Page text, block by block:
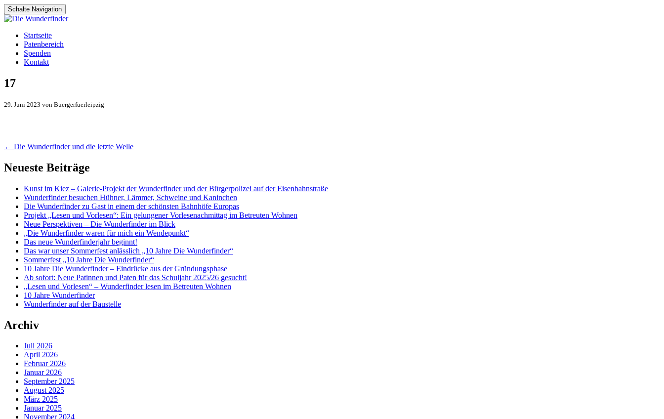
Schalte Navigation
Zum
Inhalt
springen
Startseite
Patenbereich
Spenden
Kontakt
17
29. Juni 2023 von Buergerfuerleipzig
Artikel-
Navigation
← Die Wunderfinder und die letzte Welle
Neueste Beiträge
Kunst im Kiez – Galerie-Projekt der Wunderfinder und der Bürgerpolizei auf der Eisenbahnstraße
Wunderfinder besuchen Hühner, Lämmer, Schweine und Kaninchen
Die Wunderfinder zu Gast in einem der schönsten Bahnhöfe Europas
Projekt „Lesen und Vorlesen“: Ein gelungener Vorlesenachmittag im Betreuten Wohnen
Neue Perspektiven – Die Wunderfinder im Blick
„Die Wunderfinder waren für mich ein Wendepunkt“
Das neue Wunderfinderjahr beginnt!
Das war unser Sommerfest anlässlich „10 Jahre Die Wunderfinder“
Sommerfest „10 Jahre Die Wunderfinder“
10 Jahre Die Wunderfinder – Eindrücke aus der Gründungsphase
Ab sofort: Neue Patinnen und Paten für das Schuljahr 2025/26 gesucht!
„Lesen und Vorlesen“ – Wunderfinder lesen im Betreuten Wohnen
10 Jahre Wunderfinder
Wunderfinder auf der Baustelle
Archiv
Juli 2026
April 2026
Februar 2026
Januar 2026
September 2025
August 2025
März 2025
Januar 2025
November 2024